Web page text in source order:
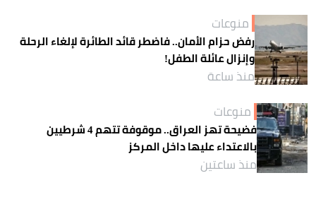
منوعات
رفض حزام الأمان.. فاضطر قائد الطائرة لإلغاء الرحلة
وإنزال عائلة الطفل!
منذ ساعة
منوعات
فضيحة تهز العراق.. موقوفة تتهم 4 شرطيين
بالاعتداء عليها داخل المركز
منذ ساعتين